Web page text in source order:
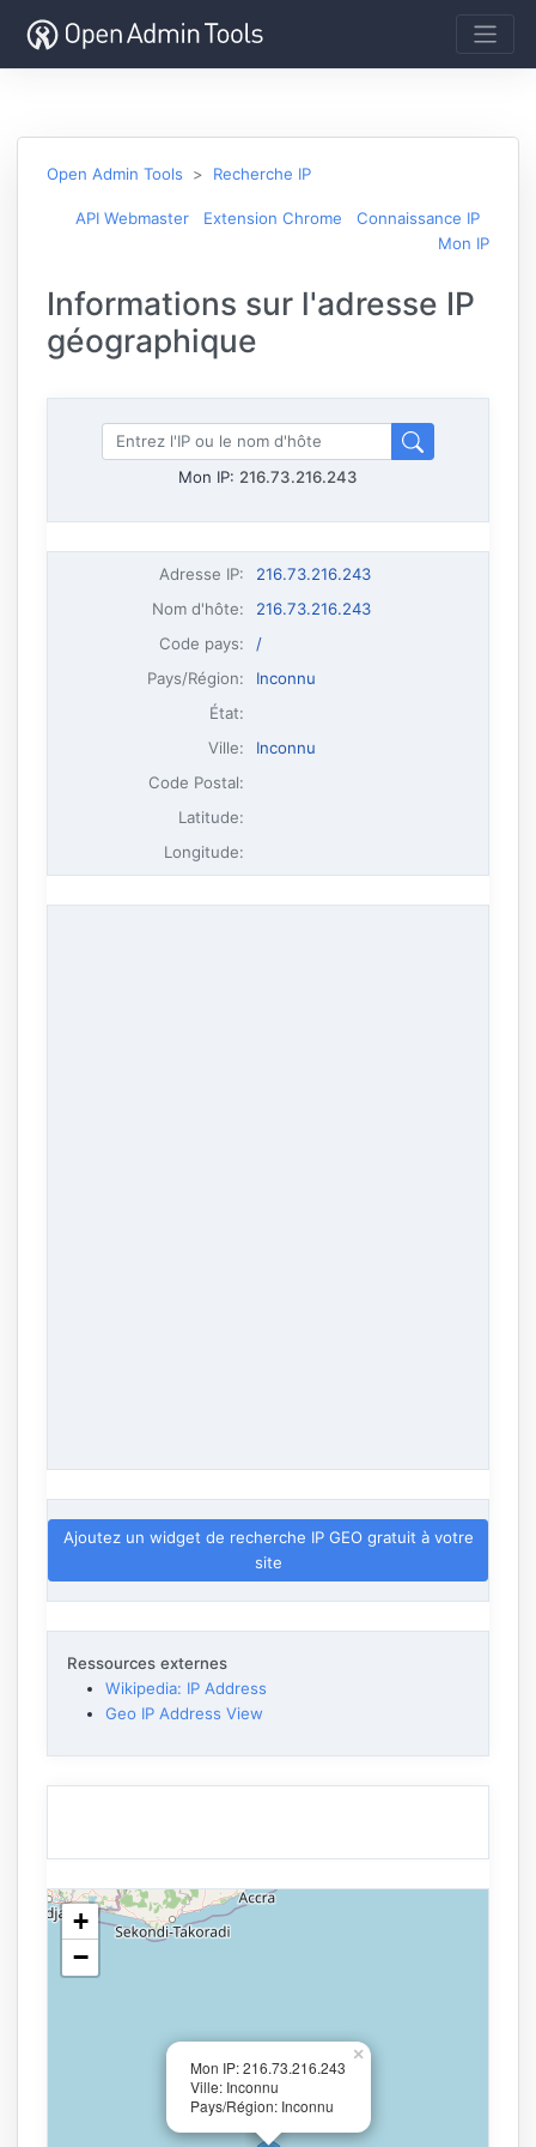
Open Admin Tools Recherche IP
API Webmaster Extension Chrome
Connaissance IP
Mon IP
Informations sur l'adresse IP
géographique
Mon IP: 216.73.216.243
Adresse IP:
216.73.216.243
Nom d'hôte:
216.73.216.243
Code pays:
/
Pays/Région:
Inconnu
État:
Ville:
Inconnu
Code Postal:
Latitude:
Longitude:
Ajoutez un widget de recherche IP GEO gratuit à votre
site
Ressources externes
Wikipedia: IP Address
Geo IP Address View
Mon IP: 216.73.216.243
Ville: Inconnu
Pays/Région: Inconnu
×
+
−